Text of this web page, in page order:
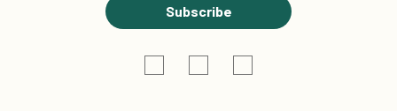
Subscribe